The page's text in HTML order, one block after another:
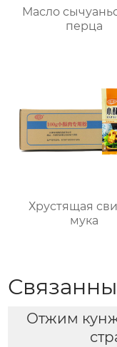
Масло
перца
Хрустящая
мука
Отжим